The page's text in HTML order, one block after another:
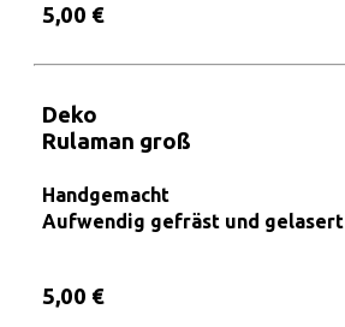
5,00 €
Deko
Rulaman groß
Handgemacht
Aufwendig gefräst und gelasert
5,00 €